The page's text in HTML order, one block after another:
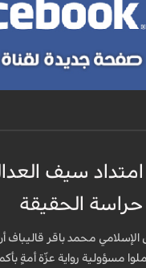
سيف
حراسة الحقيقة
محمد باقر قاليباف
مسؤولية رواية عزّة أمةٍ